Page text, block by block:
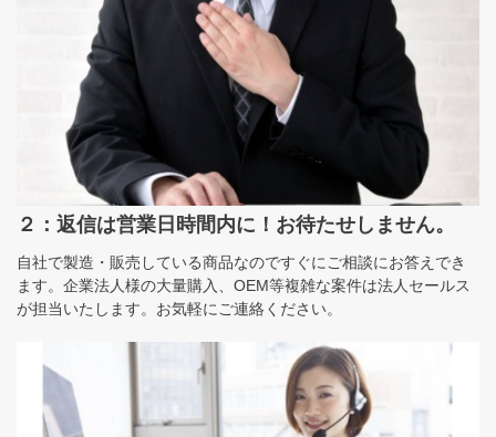
２：返信は営業日時間内に！お待たせしません。
自社で製造・販売している商品なのですぐにご相談にお答えでき
ます。企業法人様の大量購入、OEM等複雑な案件は法人セールス
が担当いたします。お気軽にご連絡ください。